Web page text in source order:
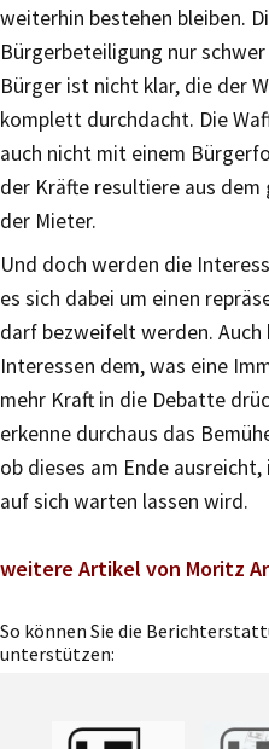
weiterhin bestehen bleiben.
Bürgerbeteiligung nur
Bürger ist nicht klar, die der
komplett durchdacht. Die
auch nicht mit einem
der Kräfte resultiere aus
der Mieter.
Und doch werden die
es sich dabei um einen
darf bezweifelt werden.
Interessen dem, was eine
mehr Kraft in die Debatte
erkenne durchaus das
ob dieses am Ende
auf sich warten lassen wird.
weitere Artikel von Moritz
So können Sie die
unterstützen: